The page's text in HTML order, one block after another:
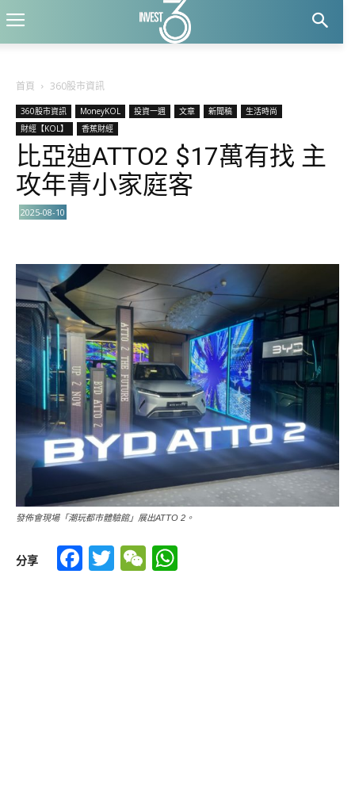
首頁 360股市資訊
360股市資訊 MoneyKOL 投資一週 文章 新聞稿
生活時尚
財經【KOL】
香蕉財經
比亞迪ATTO2 $17萬有找 主
攻年青小家庭客
2025-08-10
發佈會現場「潮玩都市體驗館」展出ATTO 2。
分享 Facebook
TwitterWeChat